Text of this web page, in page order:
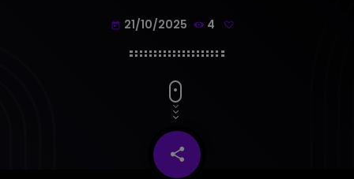
today 21/10/2025 4
share
email